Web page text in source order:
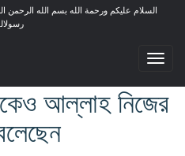
السلام عليكم ورحمة الله بسم الله الرحمن
আল্লাহ নিজের